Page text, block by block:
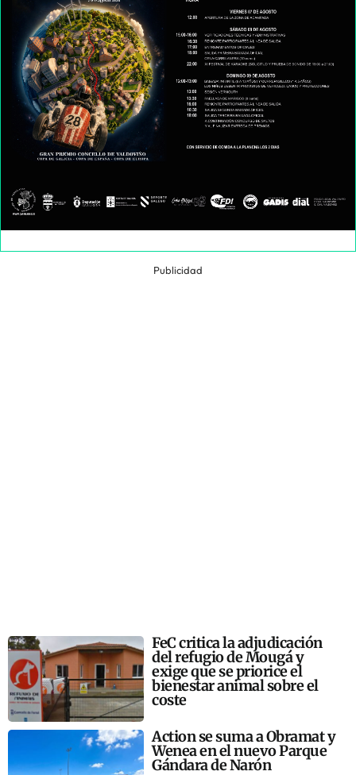
Publicidad
FeC critica la adjudicación
del refugio de Mougá y
exige que se priorice el
bienestar animal sobre el
coste
Action se suma a Obramat y
Wenea en el nuevo Parque
Gándara de Narón